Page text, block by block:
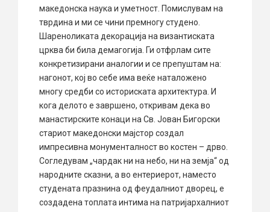
македонска наука и уметност. Помислувам на
тврдина и ми се чини премногу студено.
Шареноликата декорација на византиската
црква би била демагогија. Ги отфрлам сите
конкретизирани аналогии и се препуштам на:
нагонот, кој во себе има веќе наталожено
многу средби со историската архитектура. И
кога делото е завршено, откривам дека во
манастирските конаци на Св. Јован Бигорски
стариот македонски мајстор создал
импресивна монументалност во костен – дрво.
Согледувам „чардак ни на небо, ни на земја“ од
народните сказни, а во ентериерот, наместо
студената празнина од феудалниот дворец, е
создадена топлата интима на патријархалниот